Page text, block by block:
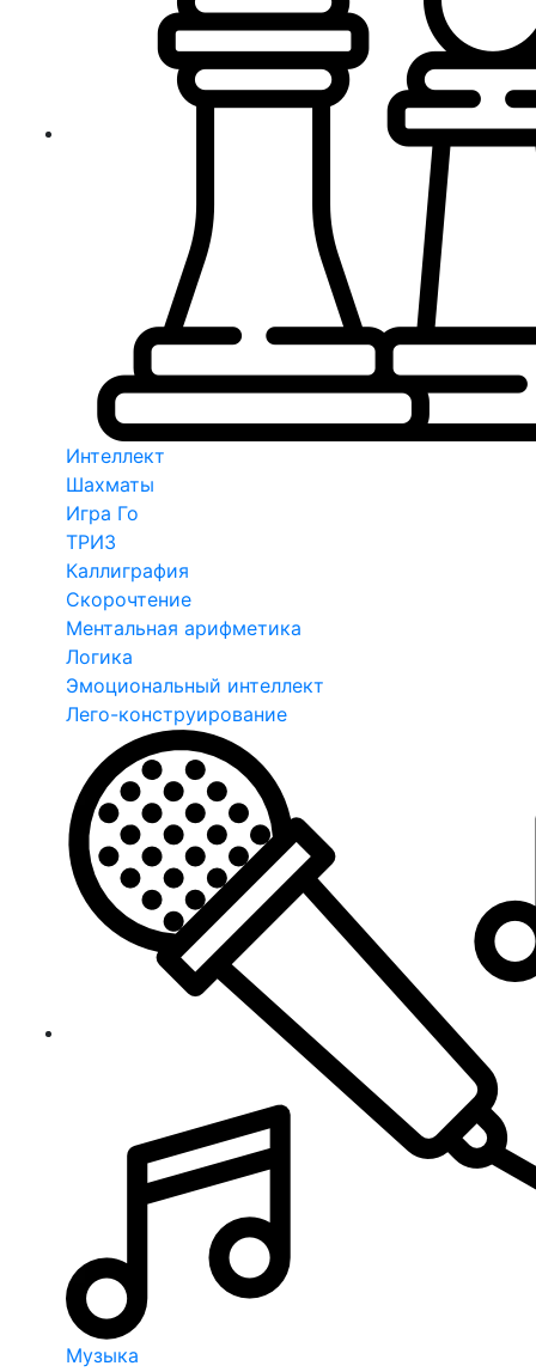
Интеллект
Шахматы
Игра Го
ТРИЗ
Каллиграфия
Скорочтение
Ментальная арифметика
Логика
Эмоциональный интеллект
Лего-конструирование
Музыка